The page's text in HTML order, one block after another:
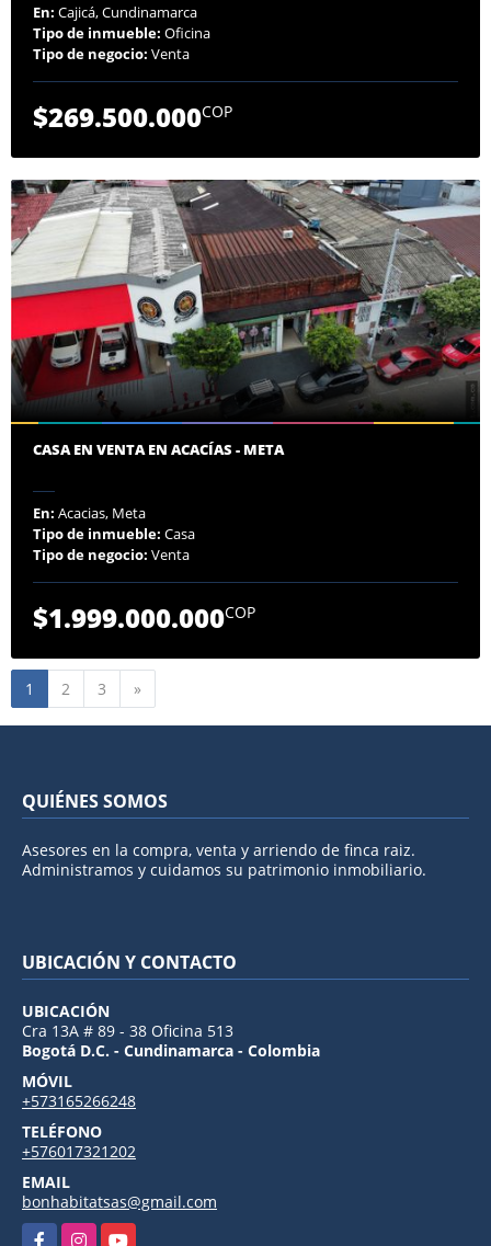
En: Cajicá, Cundinamarca
Tipo de inmueble: Oficina
Tipo de negocio: Venta
$269.500.000COP
CASA EN VENTA EN ACACÍAS - META
En: Acacias, Meta
Tipo de inmueble: Casa
Tipo de negocio: Venta
$1.999.000.000COP
1 2 3 »
QUIÉNES SOMOS
Asesores en la compra, venta y arriendo de finca raiz.
Administramos y cuidamos su patrimonio inmobiliario.
UBICACIÓN Y CONTACTO
UBICACIÓN
Cra 13A # 89 - 38 Oficina 513
Bogotá D.C. - Cundinamarca - Colombia
MÓVIL
+573165266248
TELÉFONO
+576017321202
EMAIL
bonhabitatsas@gmail.com
FacebookInstagramYouTube